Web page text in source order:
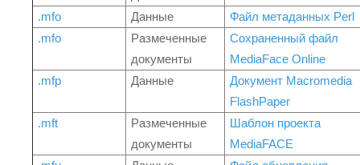
.mfo
Данные
Файл метаданных Perl
.mfo
Размеченные
документы
Сохраненный файл
MediaFace Online
.mfp
Данные
Документ Macromedia
FlashPaper
.mft
Размеченные
документы
Шаблон проекта
MediaFACE